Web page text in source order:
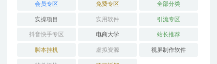
会员专区 免费专区 全部分类
实操项目 实用软件 引流专区
抖音快手专区 电商大学 站长推荐
脚本挂机 虚拟资源 视屏制作软件